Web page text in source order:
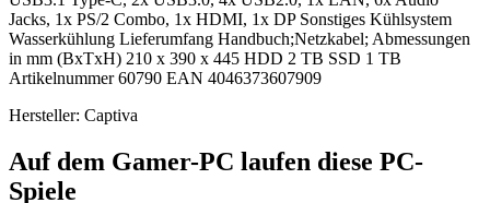
Jacks, 1x PS/2 Combo, 1x HDMI, 1x DP Sonstiges Kühlsystem
Wasserkühlung Lieferumfang Handbuch;Netzkabel; Abmessungen
in mm (BxTxH) 210 x 390 x 445 HDD 2 TB SSD 1 TB
Artikelnummer 60790 EAN 4046373607909
Hersteller: Captiva
Auf dem Gamer-PC laufen diese PC-
Spiele